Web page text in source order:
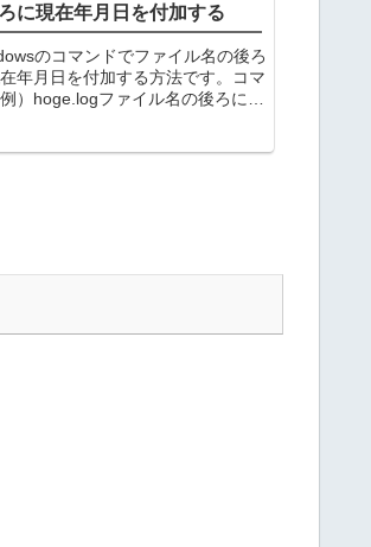
に現在年月日を付加する
のコマンドでファイル名の後ろ
年月日を付加する方法です。コマ
）hoge.logファイル名の後ろに現